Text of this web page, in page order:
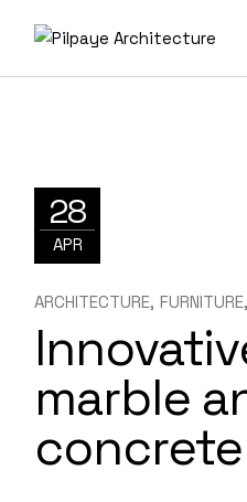
28
APR
ARCHITECTURE FURNITURE
marble